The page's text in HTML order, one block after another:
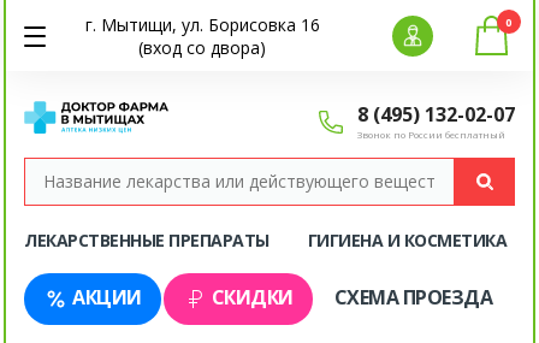
г. Мытищи, ул. Борисовка 16
(вход со двора)
8 (495) 132-02-07
Звонок по России бесплатный
0
ЛЕКАРСТВЕННЫЕ ПРЕПАРАТЫ ГИГИЕНА И КОСМЕТИКА
АКЦИИ СКИДКИ СХЕМА ПРОЕЗДА